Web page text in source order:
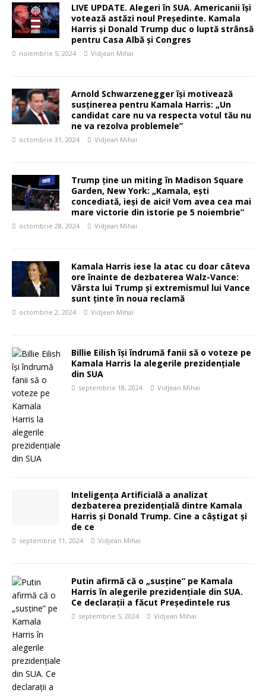
LIVE UPDATE. Alegeri în SUA. Americanii își
votează astăzi noul Președinte. Kamala
Harris și Donald Trump duc o luptă strânsă
pentru Casa Albă și Congres
noiembrie 5, 2024 Vidjean Mihai
Arnold Schwarzenegger își motivează
susținerea pentru Kamala Harris: „Un
candidat care nu va respecta votul tău nu
ne va rezolva problemele”
octombrie 31, 2024 Vidjean Mihai
Trump ține un miting în Madison Square
Garden, New York: „Kamala, ești
concediată, ieși de aici! Vom avea cea mai
mare victorie din istorie pe 5 noiembrie”
octombrie 28, 2024 Vidjean Mihai
Kamala Harris iese la atac cu doar câteva
ore înainte de dezbaterea Walz-Vance:
Vârsta lui Trump și extremismul lui Vance
sunt ținte în noua reclamă
octombrie 2, 2024 Vidjean Mihai
Billie Eilish își îndrumă fanii să o voteze pe
Kamala Harris la alegerile prezidențiale
din SUA
septembrie 18, 2024 Vidjean Mihai
Inteligența Artificială a analizat
dezbaterea prezidențială dintre Kamala
Harris și Donald Trump. Cine a câștigat și
de ce
septembrie 11, 2024 Vidjean Mihai
Putin afirmă că o „susține” pe Kamala
Harris în alegerile prezidențiale din SUA.
Ce declarații a făcut Președintele rus
septembrie 5, 2024 Vidjean Mihai